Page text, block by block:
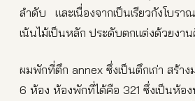
ลำดับ และเนื่องจากเป็นเรียวกังโบร
เน้นไม้เป็นหลัก ประดับตกแต่งด้วยง
ผมพักที่ตึก annex ซึ่งเป็นตึกเก่า สร้า
6 ห้อง ห้องพักที่ได้คือ 321 ซึ่งเป็นห้อง